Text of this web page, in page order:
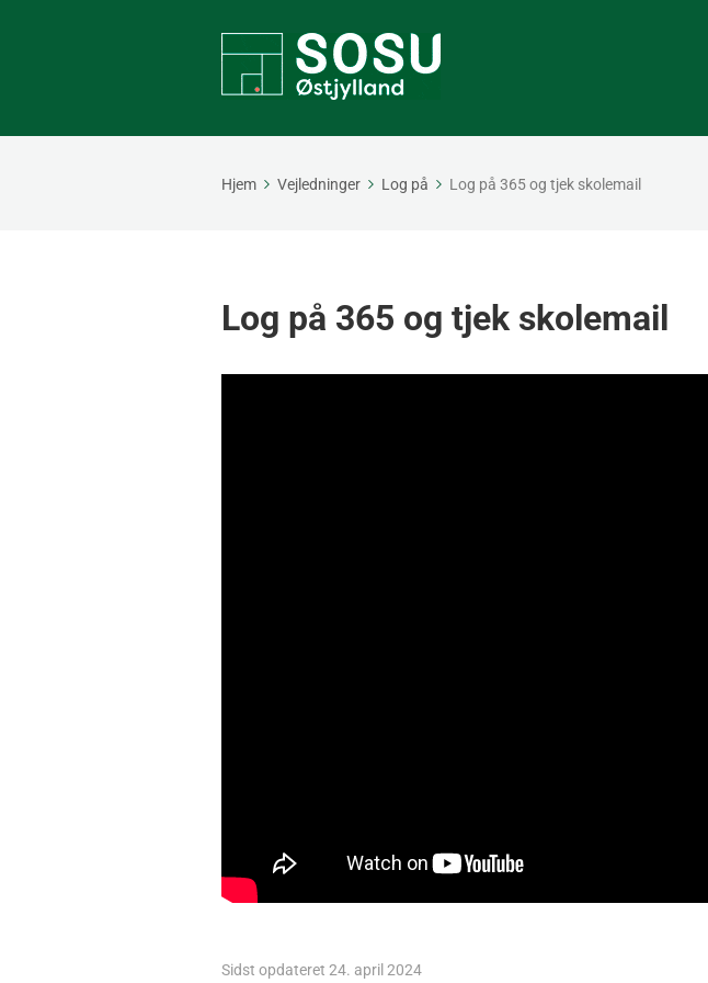
Hjem Vejledninger Log på Log på 365 og tjek skolemail
Log på 365 og tjek skolemail
Sidst opdateret 24. april 2024